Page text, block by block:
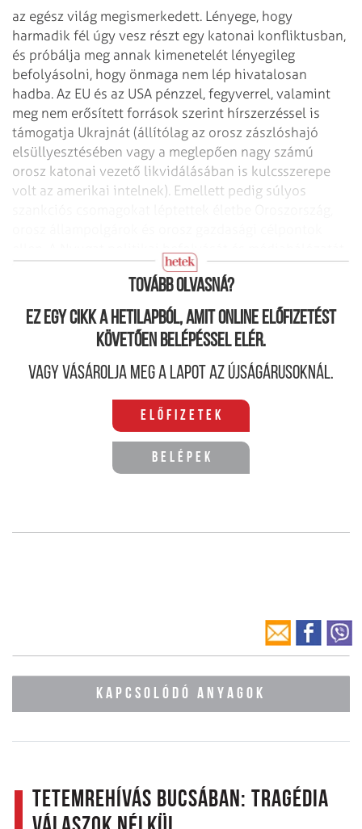
az egész világ megismerkedett. Lényege, hogy
harmadik fél úgy vesz részt egy katonai konfliktusban,
és próbálja meg annak kimenetelét lényegileg
befolyásolni, hogy önmaga nem lép hivatalosan
hadba. Az EU és az USA pénzzel, fegyverrel, valamint
meg nem erősített források szerint hírszerzéssel is
támogatja Ukrajnát (állítólag az orosz zászlóshajó
elsüllyesztésében vagy a meglepően nagy számú
orosz katonai vezető likvidálásában is kulcsszerepe
volt az amerikai intelnek). Emellett pedig súlyos
is latba vetette az ukránok oldalán.
Tovább olvasná?
Ez egy cikk a hetilapból, amit online előfizetést
követően belépéssel elér.
Vagy vásárolja meg a lapot az újságárusoknál.
Előfizetek
Belépek
KAPCSOLÓDÓ ANYAGOK
Tetemrehívás Bucsában: Tragédia